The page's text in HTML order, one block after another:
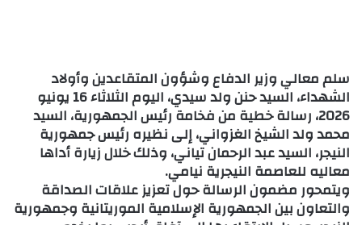
سلم معالي وزير الدفاع وشؤون المتقاعدين وأولاد
الشهداء، السيد حنن ولد سيدي، اليوم الثلاثاء 16 يونيو
2026، رسالة خطية من فخامة رئيس الجمهورية، السيد
محمد ولد الشيخ الغزواني، إلى نظيره رئيس جمهورية
النيجر، السيد عبد الرحمان تياني، وذلك خلال زيارة أداها
معاليه للعاصمة النيجرية نيامي.
ويتمحور مضمون الرسالة حول تعزيز علاقات الصداقة
والتعاون بين الجمهورية الإسلامية الموريتانية وجمهورية